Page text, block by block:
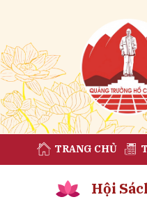
TRANG CHỦ
Hội